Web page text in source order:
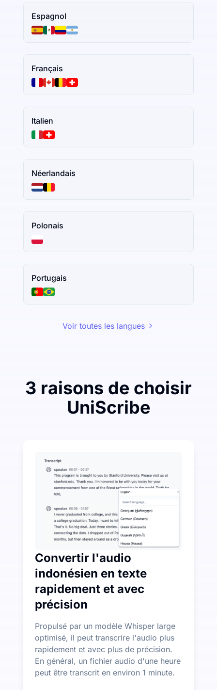
Espagnol
Français
Italien
Néerlandais
Polonais
Portugais
Voir toutes les langues
3 raisons de choisir
UniScribe
UniScribe offre 120 minutes de transcription
Plus de fonctionnalités d'IA disponibles au-delà de
Générez automatiquement des résumés, des
Convertir l'audio
indonésien en texte
rapidement et avec
précision
Propulsé par un modèle Whisper large
optimisé, il peut transcrire l'audio plus
rapidement et avec plus de précision.
En général, un fichier audio d'une heure
peut être transcrit en environ 1 minute.